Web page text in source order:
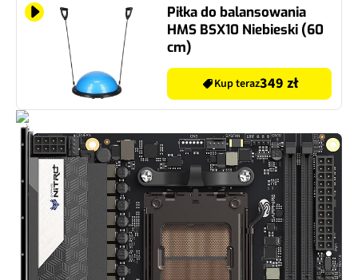
Piłka do balansowania
HMS BSX10 Niebieski (60
cm)
Kup teraz349 zł